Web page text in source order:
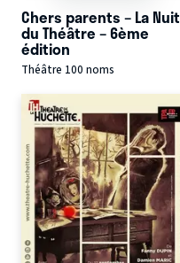
Chers parents – La Nuit
du Théâtre – 6ème
édition
Théâtre 100 noms